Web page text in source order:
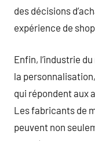
des décisions
expérience de
Enfin, l’industrie
la
qui répondent aux
Les fabricants de
peuvent non